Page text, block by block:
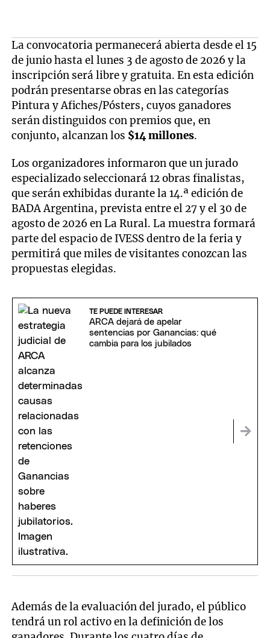
La convocatoria permanecerá abierta desde el 15
de junio hasta el lunes 3 de agosto de 2026 y la
inscripción será libre y gratuita. En esta edición
podrán presentarse obras en las categorías
Pintura y Afiches/Pósters, cuyos ganadores
serán distinguidos con premios que, en
conjunto, alcanzan los $14 millones.
Los organizadores informaron que un jurado
especializado seleccionará 12 obras finalistas,
que serán exhibidas durante la 14.ª edición de
BADA Argentina, prevista entre el 27 y el 30 de
agosto de 2026 en La Rural. La muestra formará
parte del espacio de IVESS dentro de la feria y
permitirá que miles de visitantes conozcan las
propuestas elegidas.
TE PUEDE INTERESAR
ARCA dejará de apelar
sentencias por Ganancias: qué
cambia para los jubilados
Además de la evaluación del jurado, el público
tendrá un rol activo en la definición de los